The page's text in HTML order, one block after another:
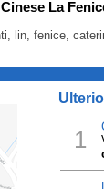
La
lin, fenice,
1